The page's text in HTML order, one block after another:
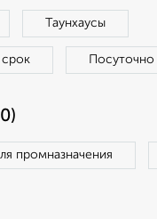
Таунхаусы
срок Посуточно
промназначения